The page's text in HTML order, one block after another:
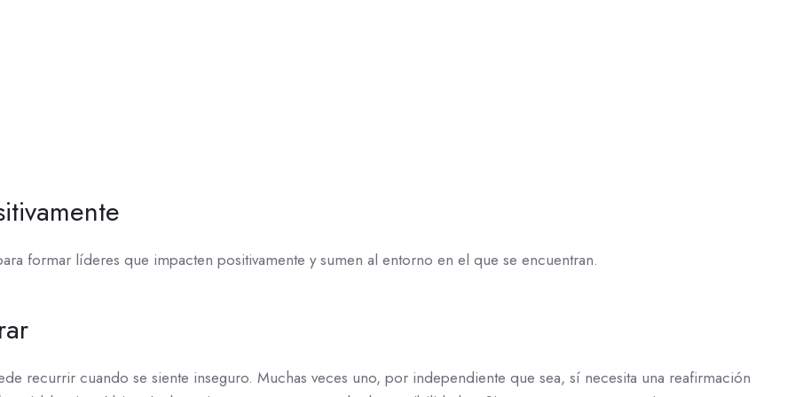
formar líderes que impacten positivamente y sumen al entorno en el que se encuentran.
recurrir cuando se siente inseguro. Muchas veces uno, por independiente que sea, sí necesita una reafirmación